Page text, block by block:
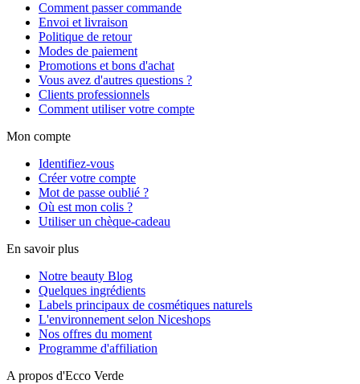
Comment passer commande
Envoi et livraison
Politique de retour
Modes de paiement
Promotions et bons d'achat
Vous avez d'autres questions ?
Clients professionnels
Comment utiliser votre compte
Mon compte
Identifiez-vous
Créer votre compte
Mot de passe oublié ?
Où est mon colis ?
Utiliser un chèque-cadeau
En savoir plus
Notre beauty Blog
Quelques ingrédients
Labels principaux de cosmétiques naturels
L'environnement selon Niceshops
Nos offres du moment
Programme d'affiliation
A propos d'Ecco Verde